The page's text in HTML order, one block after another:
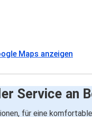
Maps anzeigen
Service an
für eine